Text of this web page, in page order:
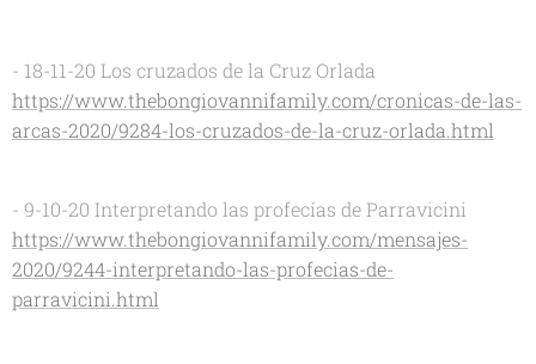
- 18-11-20 Los cruzados de la Cruz Orlada
https://www.thebongiovannifamily.com/cronicas-de-las-
arcas-2020/9284-los-cruzados-de-la-cruz-orlada.html
- 9-10-20 Interpretando las profecías de Parravicini
https://www.thebongiovannifamily.com/mensajes-
2020/9244-interpretando-las-profecias-de-
parravicini.html